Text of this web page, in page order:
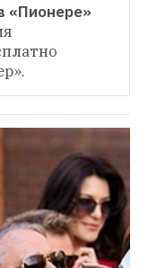
«Пионере»